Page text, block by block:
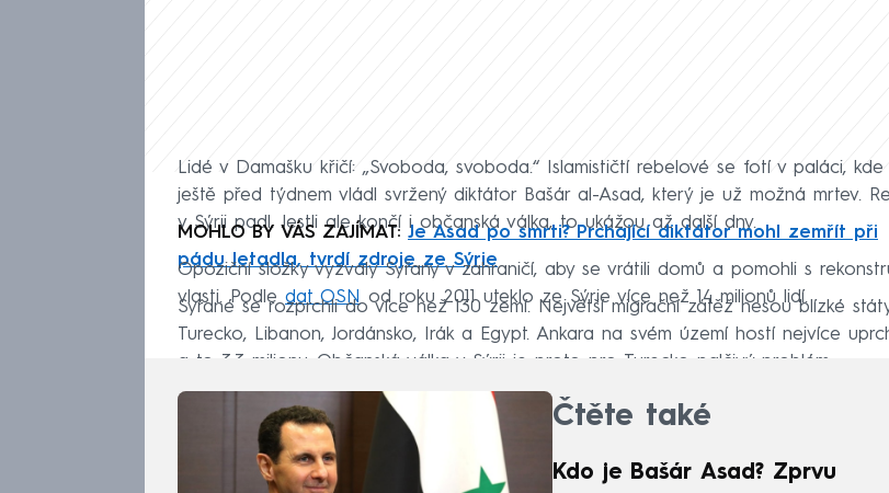
Lidé v Damašku křičí: „Svoboda, svoboda.“ Islamističtí rebelové se fotí v paláci, kde
ještě před týdnem vládl svržený diktátor Bašár al-Asad, který je už možná mrtev.
v Sýrii padl. Jestli ale končí i občanská válka, to ukážou až další dny.
MOHLO BY VÁS ZAJÍMAT: Je Asad po smrti? Prchající diktátor mohl zemřít při
pádu letadla, tvrdí zdroje ze Sýrie
Opoziční složky vyzvaly Syřany v zahraničí, aby se vrátili domů a pomohli s
vlasti. Podledat OSNod roku 2011 uteklo ze Sýrie více než 14 milionů lidí.
Syřané se rozprchli do více než 130 zemí. Největší migrační zátěž nesou blízké
Turecko, Libanon, Jordánsko, Irák a Egypt. Ankara na svém území hostí nejvíce
a to 3,3 milionu. Občanská válka v Sýrii je proto pro Turecko palčivý problém.
Čtěte také
Kdo je Bašár Asad? Zprvu